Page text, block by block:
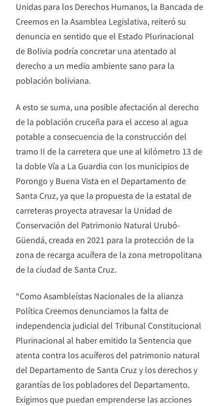
Unidas para los Derechos Humanos, la Bancada de
Creemos en la Asamblea Legislativa, reiteró su
denuncia en sentido que el Estado Plurinacional
de Bolivia podría concretar una atentado al
derecho a un medio ambiente sano para la
población boliviana.
A esto se suma, una posible afectación al derecho
de la población cruceña para el acceso al agua
potable a consecuencia de la construcción del
tramo II de la carretera que une al kilómetro 13 de
la doble Vía a La Guardia con los municipios de
Porongo y Buena Vista en el Departamento de
Santa Cruz, ya que la propuesta de la estatal de
carreteras proyecta atravesar la Unidad de
Conservación del Patrimonio Natural Urubó-
Güendá, creada en 2021 para la protección de la
zona de recarga acuífera de la zona metropolitana
de la ciudad de Santa Cruz.
“Como Asambleístas Nacionales de la alianza
Política Creemos denunciamos la falta de
independencia judicial del Tribunal Constitucional
Plurinacional al haber emitido la Sentencia que
atenta contra los acuíferos del patrimonio natural
del Departamento de Santa Cruz y los derechos y
garantías de los pobladores del Departamento.
Exigimos que puedan emprenderse las acciones